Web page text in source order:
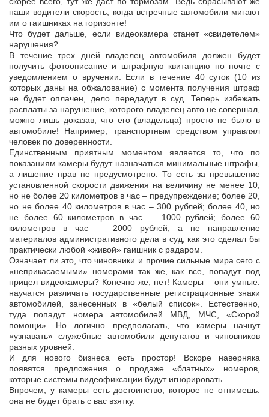
наши водители скорость, когда встречные автомобили мигают
им о гаишниках на горизонте!
Что будет дальше, если видеокамера станет «свидетелем»
нарушения?
В течение трех дней владелец автомобиля должен будет
получить фотоописание и штрафную квитанцию по почте с
уведомлением о вручении. Если в течение 40 суток (10 из
которых даны на обжалование) с момента получения штраф
не будет оплачен, дело передадут в суд. Теперь избежать
расплаты за нарушение, которого владелец авто не совершал,
можно лишь доказав, что его (владельца) просто не было в
автомобиле! Например, транспортным средством управлял
человек по доверенности.
Единственным приятным моментом является то, что по
показаниям камеры будут назначаться минимальные штрафы,
а лишение прав не предусмотрено. То есть за превышение
установленной скорости движения на величину не менее 10,
но не более 20 километров в час – предупреждение; более 20,
но не более 40 километров в час – 300 рублей; более 40, но
не более 60 километров в час — 1000 рублей; более 60
километров в час — 2000 рублей, а не направление
материалов административного дела в суд, как это сделал бы
практически любой «живой» гаишник с радаром.
Означает ли это, что чиновники и прочие сильные мира сего с
«неприкасаемыми» номерами так же, как все, попадут под
прицел видеокамеры? Конечно же, нет! Камеры – они умные:
научатся различать государственные регистрационные знаки
автомобилей, занесенных в «белый список». Естественно,
туда попадут номера автомобилей МВД, МЧС, «Скорой
помощи». Но логично предполагать, что камеры начнут
«узнавать» служебные автомобили депутатов и чиновников
разных уровней.
И для нового бизнеса есть простор! Вскоре наверняка
появятся предложения о продаже «блатных» номеров,
которые системы видеофиксации будут игнорировать.
Впрочем, у камеры есть достоинство, которое не отнимешь:
она не будет брать с вас взятку.